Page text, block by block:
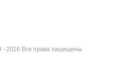
- 2026 Все права защищены